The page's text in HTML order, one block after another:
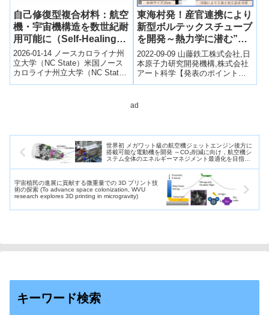
自己修復型複合材料：航空
機・宇宙機構造を数世紀耐
用可能に（Self-Healing
Composite Can Make
Airplane, Automobile and
Spacecraft Components
Last for Centuries）
2026-01-14 ノースカロライナ州
立大学（NC State）米国ノース
カロライナ州立大学（NC State
University）の研究チームは、自
東海村発！産官連携により
新型ボルテックスチューブ
を開発～熱力学に潜む”マ
クスウェルの悪魔”を制御
して冷却性能を向上～
2022-09-09 山藤鉄工株式会社,日
本原子力研究開発機構,株式会社
アート科学【発表のポイント】
ボルテックスチューブ*1は、製
と...
ad
世界初 メガワット級の航空機ジェットエンジン後方に
搭載可能な電動機を開発 ～CO₂削減に向け，航空機シ
ステム全体のエネルギーマネジメント最適化を目指す
宇宙植民の進展に貢献する微重量での 3D プリント技
術の探索 (To advance space colonization, WVU
research explores 3D printing in microgravity)
キーワード検索